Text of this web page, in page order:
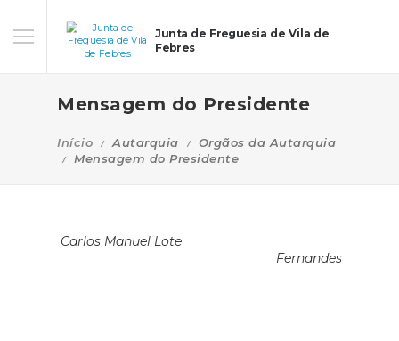
Junta de Freguesia de Vila de
Febres
Mensagem do Presidente
Início Autarquia
Orgãos da Autarquia
Mensagem do Presidente
Carlos Manuel Lote
Fernandes